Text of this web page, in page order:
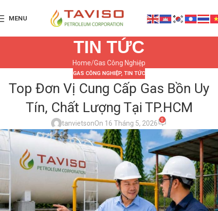
MENU
TIN TỨC
Home Gas Công Nghiệp
GAS CÔNG NGHIỆP, TIN TỨC
Top Đơn Vị Cung Cấp Gas Bồn Uy
Tín, Chất Lượng Tại TP.HCM
tanvietsonOn 16 Tháng 5, 2026 0